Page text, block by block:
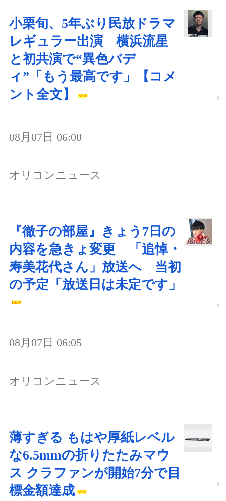
小栗旬、5年ぶり民放ドラマ
レギュラー出演 横浜流星
と初共演で“異色バデ
ィ”「もう最高です」【コメ
ント全文】
08月07日 06:00
オリコンニュース
『徹子の部屋』きょう7日の
内容を急きょ変更 「追悼・
寿美花代さん」放送へ 当初
の予定「放送日は未定です」
08月07日 06:05
オリコンニュース
薄すぎる もはや厚紙レベル
な6.5mmの折りたたみマウ
ス クラファンが開始7分で目
標金額達成